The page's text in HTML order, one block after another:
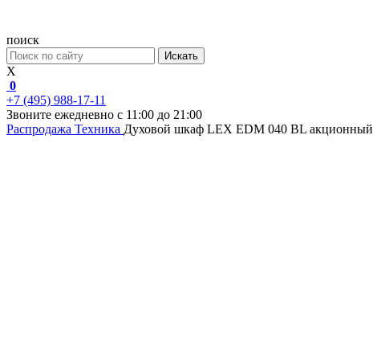
поиск
Искать
X
0
+7 (495) 988-17-11
Звоните ежедневно с 11:00 до 21:00
Распродажа Техника Духовой шкаф LEX EDM 040 BL акционный